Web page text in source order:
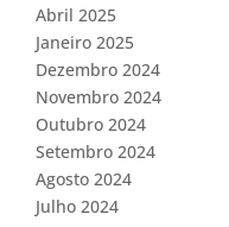
Abril 2025
Janeiro 2025
Dezembro 2024
Novembro 2024
Outubro 2024
Setembro 2024
Agosto 2024
Julho 2024